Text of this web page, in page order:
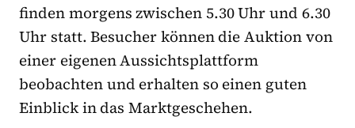
finden morgens zwischen 5.30 Uhr und 6.30
Uhr statt. Besucher können die Auktion von
einer eigenen Aussichtsplattform
beobachten und erhalten so einen guten
Einblick in das Marktgeschehen.